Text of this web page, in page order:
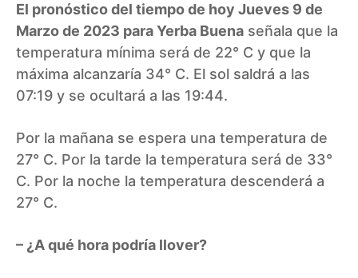
El pronóstico del tiempo de hoy Jueves 9 de
Marzo de 2023 para Yerba Buena señala que la
temperatura mínima será de 22° C y que la
máxima alcanzaría 34° C. El sol saldrá a las
07:19 y se ocultará a las 19:44.
Por la mañana se espera una temperatura de
27° C. Por la tarde la temperatura será de 33°
C. Por la noche la temperatura descenderá a
27° C.
– ¿A qué hora podría llover?